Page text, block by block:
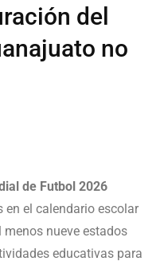
del
no
de Futbol 2026
en el calendario escolar
nueve estados
educativas para